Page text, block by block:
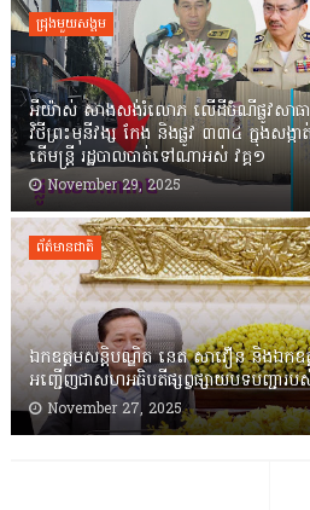
ជ្រុងមួយសង្គម
អីយ៉ាស់ សាងសង់រំលោភ លើដីចំណីផ្លូវសាធ
វិថីព្រះមុនីវង្ស កែង និងផ្លូវ ៣៣៤ ក្នុងសង្
តើមន្ត្រី រដ្ឋបាលបាត់ទៅណាអស់ វគ្គ១
November 29, 2025
ព័ត៌មានជាតិ
ឯកឧត្តមសន្តិបណ្ឌិត នេត សាវឿន និងឯក
អញ្ជើញជាសហអធិបតីផ្សព្វផ្សាយបទបញ្ជារបស់រ
November 27, 2025